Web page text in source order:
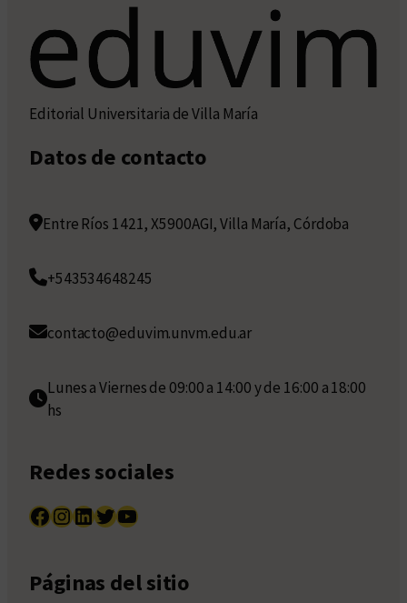
Editorial Universitaria de Villa María
Datos de contacto
Entre Ríos 1421, X5900AGI, Villa María, Córdoba
+543534648245
contacto@eduvim.unvm.edu.ar
Lunes a Viernes de 09:00 a 14:00 y de 16:00 a 18:00
hs
Redes sociales
Facebook InstagramLinkedIn Twitter YouTube
Páginas del sitio